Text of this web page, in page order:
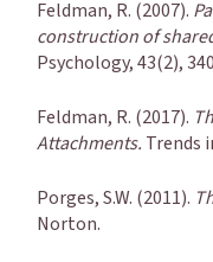
Feldman, R. (2007).
construction of
Psychology, 43(2),
Feldman, R. (2017).
Attachments. Trends
Porges, S.W. (2011).
Norton.